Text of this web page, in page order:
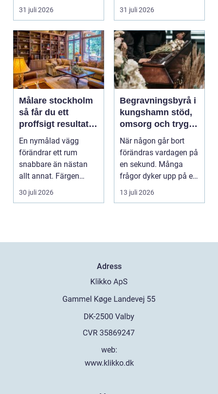
blåst och stark vå...
31 juli 2026 31 juli 2026
Målare stockholm
så får du ett
proffsigt resultat
hemma
En nymålad vägg
förändrar ett rum
snabbare än nästan
allt annat. Färgen
påverkar hur vi
upplever lju...
30 juli 2026
Begravningsbyrå i
kungshamn stöd,
omsorg och trygg
vägledning
När någon går bort
förändras vardagen på
en sekund. Många
frågor dyker upp på en
gång: Vad händer nu...
13 juli 2026
Adress
web:
www.klikko.dk